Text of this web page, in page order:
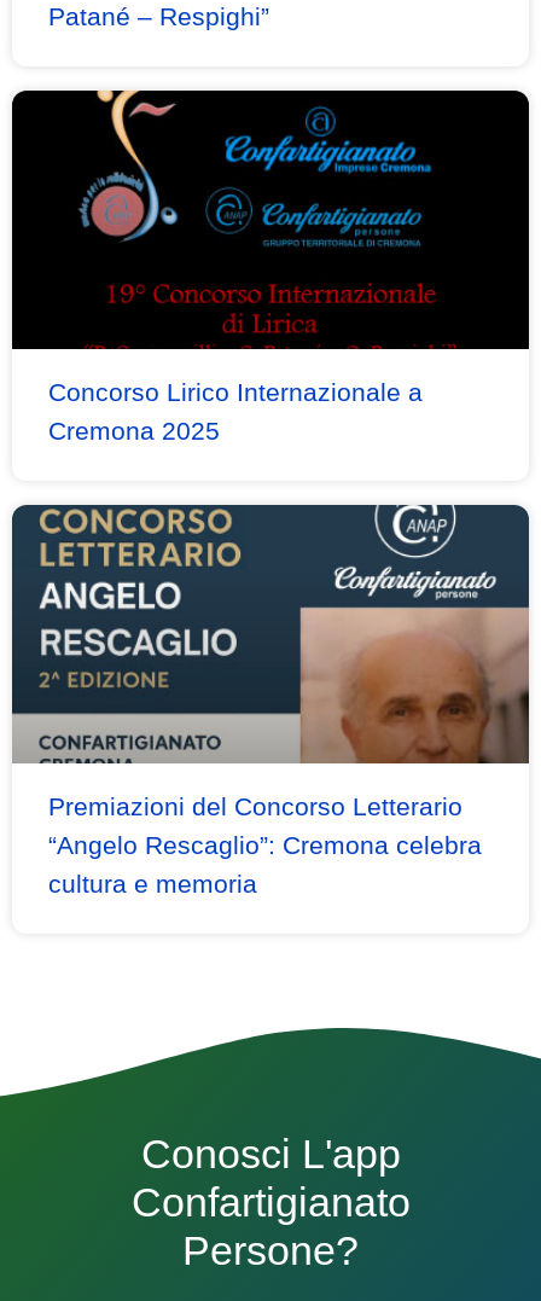
Patané – Respighi”
Concorso Lirico Internazionale a
Cremona 2025
Premiazioni del Concorso Letterario
“Angelo Rescaglio”: Cremona celebra
cultura e memoria
Conosci L'app
Confartigianato
Persone?